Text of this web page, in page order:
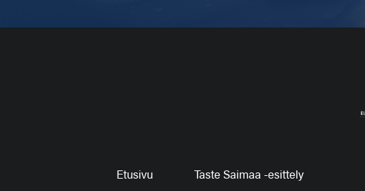
Etusivu Taste Saimaa -esittely